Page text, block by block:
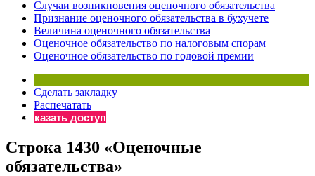
Бератор
«Практическая энциклопедия бухгалтера»
Материалы электронного журнала
«Нормативные акты для бухгалтера»
«Практическая бухгалтерия»
Онлайн-сервисы «Учетная политика» и «Алгоритмы для
Просто заполните форму, и мы вышлем вам на почту
Случаи возникновения оценочного обязательства
Признание оценочного обязательства в бухучете
Величина оценочного обязательства
Оценочное обязательство по налоговым спорам
Оценочное обязательство по годовой премии
Сделать закладку
Распечатать
Заказать доступ
Строка 1430 «Оценочные
обязательства»